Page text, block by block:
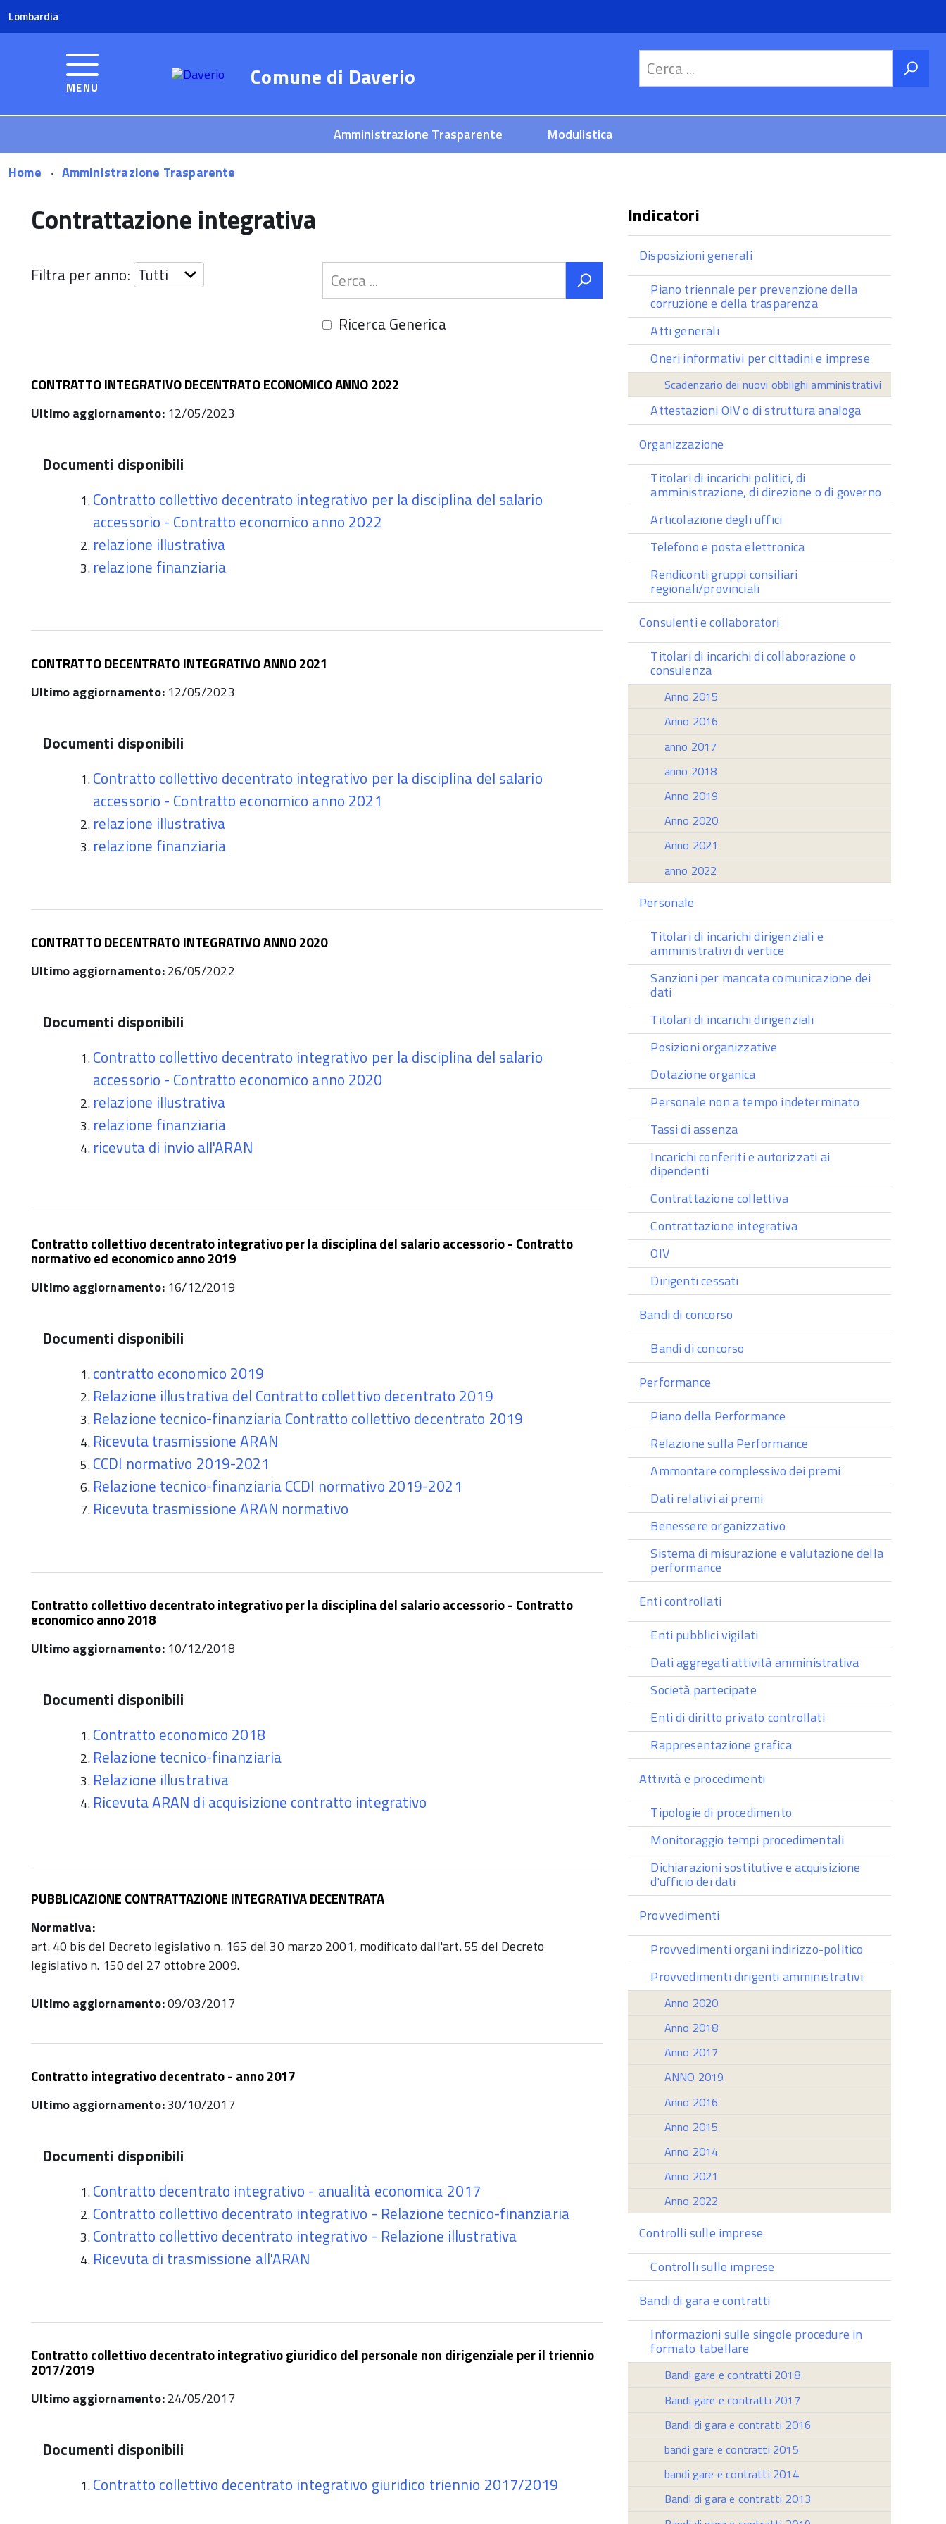
Lombardia
MENU Comune di Daverio
Amministrazione Trasparente
Modulistica
Home
Amministrazione Trasparente
Contrattazione integrativa
Filtra per anno:
Ricerca Generica
CONTRATTO INTEGRATIVO DECENTRATO ECONOMICO ANNO 2022
Ultimo aggiornamento:12/05/2023
Documenti disponibili
Contratto collettivo decentrato integrativo per la disciplina del salario
accessorio - Contratto economico anno 2022
relazione illustrativa
relazione finanziaria
CONTRATTO DECENTRATO INTEGRATIVO ANNO 2021
Ultimo aggiornamento:12/05/2023
Documenti disponibili
Contratto collettivo decentrato integrativo per la disciplina del salario
accessorio - Contratto economico anno 2021
relazione illustrativa
relazione finanziaria
CONTRATTO DECENTRATO INTEGRATIVO ANNO 2020
Ultimo aggiornamento:26/05/2022
Documenti disponibili
Contratto collettivo decentrato integrativo per la disciplina del salario
accessorio - Contratto economico anno 2020
relazione illustrativa
relazione finanziaria
ricevuta di invio all'ARAN
Contratto collettivo decentrato integrativo per la disciplina del salario accessorio - Contratto
normativo ed economico anno 2019
Ultimo aggiornamento:16/12/2019
Documenti disponibili
contratto economico 2019
Relazione illustrativa del Contratto collettivo decentrato 2019
Relazione tecnico-finanziaria Contratto collettivo decentrato 2019
Ricevuta trasmissione ARAN
CCDI normativo 2019-2021
Relazione tecnico-finanziaria CCDI normativo 2019-2021
Ricevuta trasmissione ARAN normativo
Contratto collettivo decentrato integrativo per la disciplina del salario accessorio - Contratto
economico anno 2018
Ultimo aggiornamento:10/12/2018
Documenti disponibili
Contratto economico 2018
Relazione tecnico-finanziaria
Relazione illustrativa
Ricevuta ARAN di acquisizione contratto integrativo
PUBBLICAZIONE CONTRATTAZIONE INTEGRATIVA DECENTRATA
Normativa:
art. 40 bis del Decreto legislativo n. 165 del 30 marzo 2001, modificato dall'art. 55 del Decreto
legislativo n. 150 del 27 ottobre 2009.
Ultimo aggiornamento:09/03/2017
Contratto integrativo decentrato - anno 2017
Ultimo aggiornamento:30/10/2017
Documenti disponibili
Contratto decentrato integrativo - anualità economica 2017
Contratto collettivo decentrato integrativo - Relazione tecnico-finanziaria
Contratto collettivo decentrato integrativo - Relazione illustrativa
Ricevuta di trasmissione all'ARAN
Contratto collettivo decentrato integrativo giuridico del personale non dirigenziale per il triennio
2017/2019
Ultimo aggiornamento:24/05/2017
Documenti disponibili
Contratto collettivo decentrato integrativo giuridico triennio 2017/2019
Indicatori
Disposizioni generali
Piano triennale per prevenzione della
corruzione e della trasparenza
Atti generali
Oneri informativi per cittadini e imprese
Scadenzario dei nuovi obblighi amministrativi
Attestazioni OIV o di struttura analoga
Organizzazione
Titolari di incarichi politici, di
amministrazione, di direzione o di governo
Articolazione degli uffici
Telefono e posta elettronica
Rendiconti gruppi consiliari
regionali/provinciali
Consulenti e collaboratori
Titolari di incarichi di collaborazione o
consulenza
Anno 2015
Anno 2016
anno 2017
anno 2018
Anno 2019
Anno 2020
Anno 2021
anno 2022
Personale
Titolari di incarichi dirigenziali e
amministrativi di vertice
Sanzioni per mancata comunicazione dei
dati
Titolari di incarichi dirigenziali
Posizioni organizzative
Dotazione organica
Personale non a tempo indeterminato
Tassi di assenza
Incarichi conferiti e autorizzati ai
dipendenti
Contrattazione collettiva
Contrattazione integrativa
OIV
Dirigenti cessati
Bandi di concorso
Bandi di concorso
Performance
Piano della Performance
Relazione sulla Performance
Ammontare complessivo dei premi
Dati relativi ai premi
Benessere organizzativo
Sistema di misurazione e valutazione della
performance
Enti controllati
Enti pubblici vigilati
Dati aggregati attività amministrativa
Società partecipate
Enti di diritto privato controllati
Rappresentazione grafica
Attività e procedimenti
Tipologie di procedimento
Monitoraggio tempi procedimentali
Dichiarazioni sostitutive e acquisizione
d'ufficio dei dati
Provvedimenti
Provvedimenti organi indirizzo-politico
Provvedimenti dirigenti amministrativi
Anno 2020
Anno 2018
Anno 2017
ANNO 2019
Anno 2016
Anno 2015
Anno 2014
Anno 2021
Anno 2022
Controlli sulle imprese
Controlli sulle imprese
Bandi di gara e contratti
Informazioni sulle singole procedure in
formato tabellare
Bandi gare e contratti 2018
Bandi gare e contratti 2017
Bandi di gara e contratti 2016
bandi gare e contratti 2015
bandi gare e contratti 2014
Bandi di gara e contratti 2013